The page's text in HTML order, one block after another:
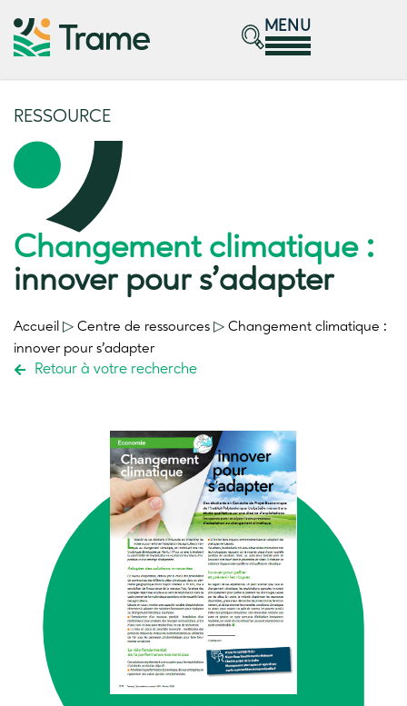
MENU
RESSOURCE
Changement climatique :
innover pour s’adapter
Accueil ▷ Centre de ressources ▷ Changement climatique :
innover pour s’adapter
Retour à votre recherche